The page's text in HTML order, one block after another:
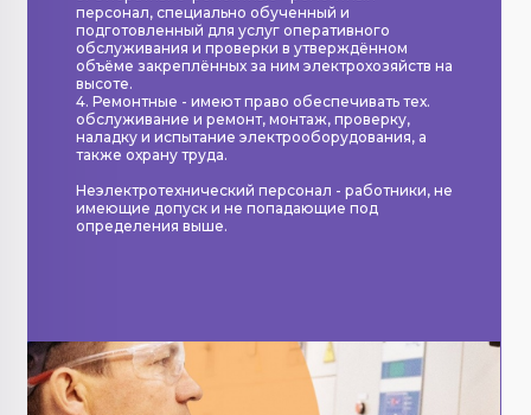
персонал, специально обученный и
подготовленный для услуг оперативного
обслуживания и проверки в утверждённом
объёме закреплённых за ним электрохозяйств на
высоте.
4. Ремонтные - имеют право обеспечивать тех.
обслуживание и ремонт, монтаж, проверку,
наладку и испытание электрооборудования, а
также охрану труда.
Неэлектротехнический персонал - работники, не
имеющие допуск и не попадающие под
определения выше.